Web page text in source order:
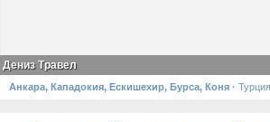
Дениз Травел
Анкара, Кападокия, Ескишехир, Бурса, Коня · Турция